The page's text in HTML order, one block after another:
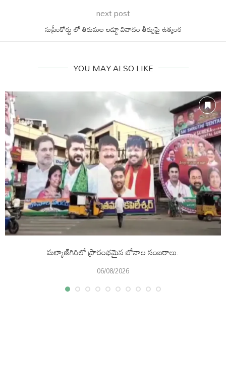
next post
సుప్రీంకోర్టు లో తిరుమల లడ్డూ వివాదం తీర్పుపై ఉత్కంఠ
YOU MAY ALSO LIKE
మల్కాజ్‌గిరిలో ప్రారంభమైన బోనాల సంబరాలు.
06/08/2026